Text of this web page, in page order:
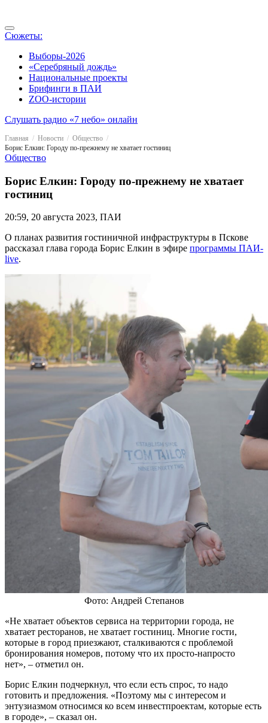
Сюжеты:
Выборы-2026
«Серебряный дождь»
Национальные проекты
Брифинги в ПАИ
ZOO-истории
Слушать радио «7 небо» онлайн
Главная Новости
Общество
Борис Елкин: Городу по-прежнему не хватает гостиниц
Общество
Борис Елкин: Городу по-прежнему не хватает
гостиниц
20:59, 20 августа 2023, ПАИ
О планах развития гостиничной инфраструктуры в Пскове
рассказал глава города Борис Елкин в эфире программы ПАИ-
live.
Фото: Андрей Степанов
«Не хватает объектов сервиса на территории города, не
хватает ресторанов, не хватает гостиниц. Многие гости,
которые в город приезжают, сталкиваются с проблемой
бронирования номеров, потому что их просто-напросто
нет», – отметил он.
Борис Елкин подчеркнул, что если есть спрос, то надо
готовить и предложения. «Поэтому мы с интересом и
энтузиазмом относимся ко всем инвестпроектам, которые есть
в городе», – сказал он.